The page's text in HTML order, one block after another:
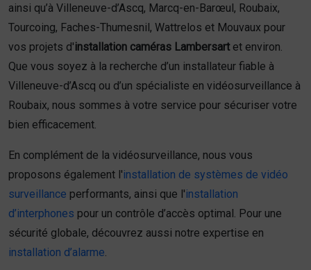
ainsi qu’à Villeneuve-d’Ascq, Marcq-en-Barœul, Roubaix,
Tourcoing, Faches-Thumesnil, Wattrelos et Mouvaux pour
vos projets d'installation caméras Lambersartet environ.
Que vous soyez à la recherche d’un installateur fiable à
Villeneuve-d’Ascq ou d’un spécialiste en vidéosurveillance à
Roubaix, nous sommes à votre service pour sécuriser votre
bien efficacement.
En complément de la vidéosurveillance, nous vous
proposons également l'installation de systèmes de vidéo
surveillance performants, ainsi que l'installation
d’interphones pour un contrôle d’accès optimal. Pour une
sécurité globale, découvrez aussi notre expertise en
installation d’alarme